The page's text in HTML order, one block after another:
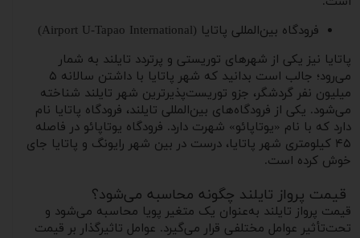
فرودگاه بین‌المللی پاتایا (Airport U-Tapao International)
پاتایا نیز یکی از شهرهای توریستی و پرتردد تایلند به شمار
می‌رود؛ جالب است بدانید که شهر پاتایا با داشتن سالانه ۵
میلیون نفر گردشگر، جزو توریست‌پذیرترین شهر تایلند شناخته
می‌شود. یکی از فرودگاه‌های بین‌المللی تایلند، فرودگاه پاتایا نام
دارد که با نام «یوتاپائو» شهرت دارد. فرودگاه یوتاپائو در فاصله
۴۵ کیلومتری شهر پاتایا، درست در بین شهر رایونگ و پاتایا جای
خوش کرده است.
قیمت پرواز تایلند چگونه محاسبه می‌شود؟
قیمت پرواز تایلند به‌عنوان یک متغیر پویا محاسبه می‌شود و
تحت‌تأثیر عوامل مختلفی قرار می‌گیرد. عوامل تاثیرگذار بر قیمت